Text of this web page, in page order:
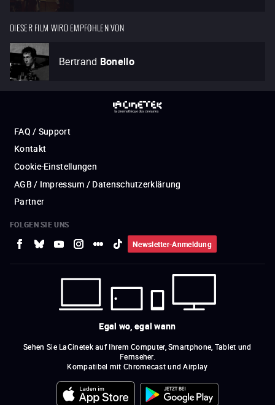
DIESER FILM WIRD EMPFOHLEN VON
Bertrand Bonello
FAQ / Support
Kontakt
Cookie-Einstellungen
AGB / Impressum / Datenschutzerklärung
Partner
FOLGEN SIE UNS
Newsletter-Anmeldung
Egal wo, egal wann
Sehen Sie LaCinetek auf Ihrem Computer, Smartphone, Tablet und
Fernseher.
Kompatibel mit Chromecast und Airplay